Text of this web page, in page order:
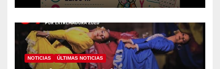
NOTICIAS ÚLTIMAS NOTICIAS